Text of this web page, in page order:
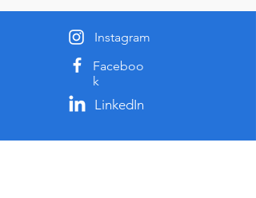
Instagram
Faceboo
k
LinkedIn